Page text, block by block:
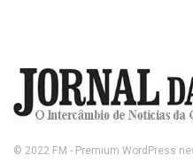
© 2022 FM - Premium WordPress